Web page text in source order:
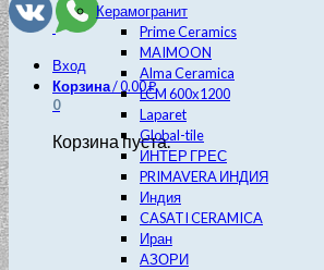
Вход
Корзина/0.00₽
0
Корзина пуста.
Керамогранит
Prime Ceramics
MAIMOON
Alma Ceramica
LCM 600х1200
Laparet
Global-tile
ИНТЕР ГРЕС
PRIMAVERA ИНДИЯ
Индия
CASATI CERAMICA
Иран
АЗОРИ